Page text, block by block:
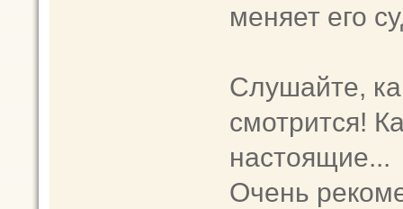
меняет его
Слушайте,
смотрится!
настоящие...
Очень